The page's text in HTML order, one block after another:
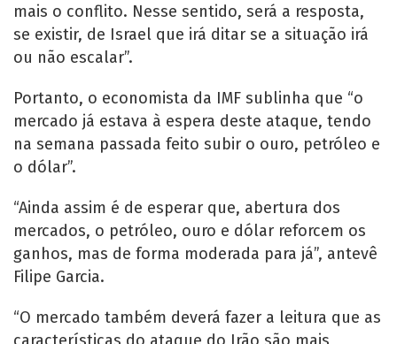
mais o conflito. Nesse sentido, será a resposta,
se existir, de Israel que irá ditar se a situação irá
ou não escalar”.
Portanto, o economista da IMF sublinha que “o
mercado já estava à espera deste ataque, tendo
na semana passada feito subir o ouro, petróleo e
o dólar”.
“Ainda assim é de esperar que, abertura dos
mercados, o petróleo, ouro e dólar reforcem os
ganhos, mas de forma moderada para já”, antevê
Filipe Garcia.
“O mercado também deverá fazer a leitura que as